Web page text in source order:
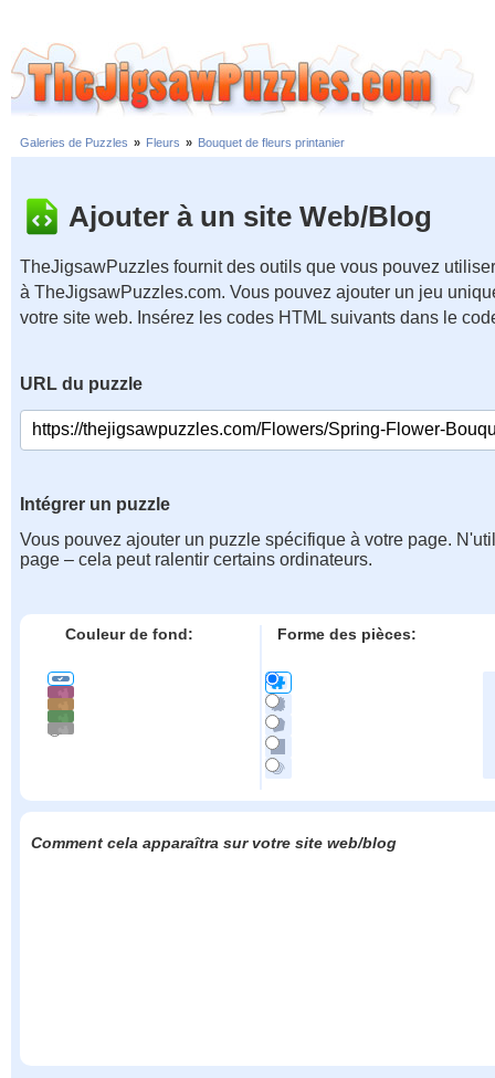
Galeries de Puzzles » Fleurs » Bouquet de fleurs printanier
Ajouter à un site Web/Blog
TheJigsawPuzzles fournit des outils que vous pouvez
à TheJigsawPuzzles.com. Vous pouvez ajouter un jeu
votre site web. Insérez les codes HTML suivants dans le
URL du puzzle
Intégrer un puzzle
Vous pouvez ajouter un puzzle spécifique à votre page.
page – cela peut ralentir certains ordinateurs.
Couleur de fond: Forme des pièces:
Comment cela apparaîtra sur votre site web/blog